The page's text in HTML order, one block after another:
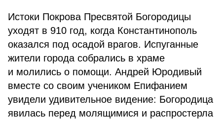
Истоки Покрова Пресвятой Богородицы
уходят в 910 год, когда Константинополь
оказался под осадой врагов. Испуганные
жители города собрались в храме
и молились о помощи. Андрей Юродивый
вместе со своим учеником Епифанием
увидели удивительное видение: Богородица
явилась перед молящимися и распростерла